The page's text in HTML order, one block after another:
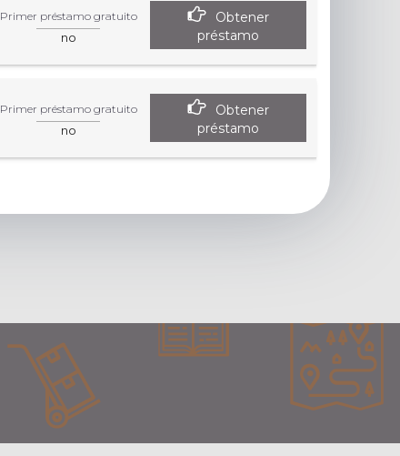
Primer préstamo gratuito
no
Obtener
préstamo
Primer préstamo gratuito
no
Obtener
préstamo